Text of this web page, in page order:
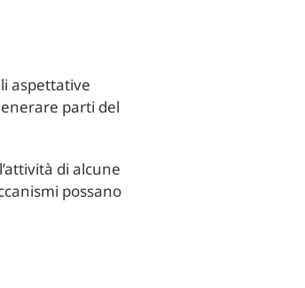
aspettative
parti del
di alcune
possano